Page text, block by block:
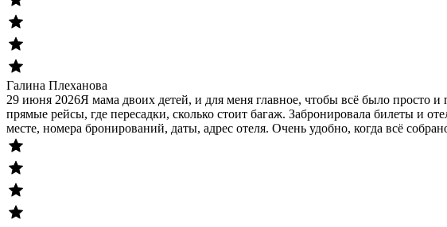
Галина Плеханова
29 июня 2026Я мама двоих детей, и для меня главное, чтобы всё было просто
прямые рейсы, где пересадки, сколько стоит багаж. Забронировала билеты и
месте, номера бронирований, даты, адрес отеля. Очень удобно, когда всё